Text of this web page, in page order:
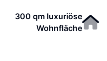
300 qm luxuriöse
Wohnfläche